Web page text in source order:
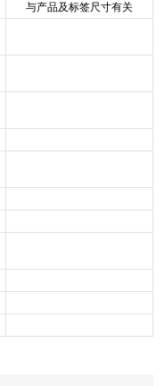
与产品及标签尺寸有关